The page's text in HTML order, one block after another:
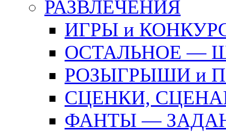
РАЗВЛЕЧЕНИЯ
ИГРЫ и
ОСТАЛЬНОЕ —
РОЗЫГРЫШИ и
СЦЕНКИ,
ФАНТЫ —